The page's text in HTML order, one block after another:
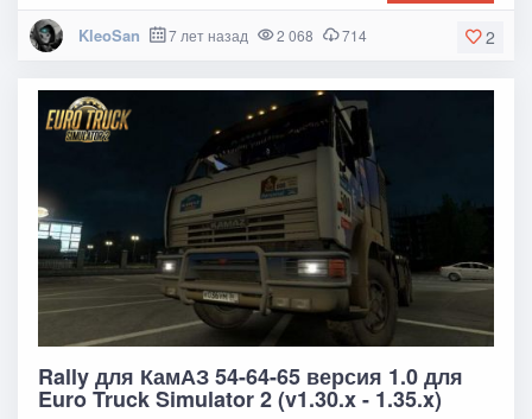
2
KleoSan 7 лет назад 2 068 714
Rally для КамАЗ 54-64-65 версия 1.0 для
Euro Truck Simulator 2 (v1.30.x - 1.35.x)